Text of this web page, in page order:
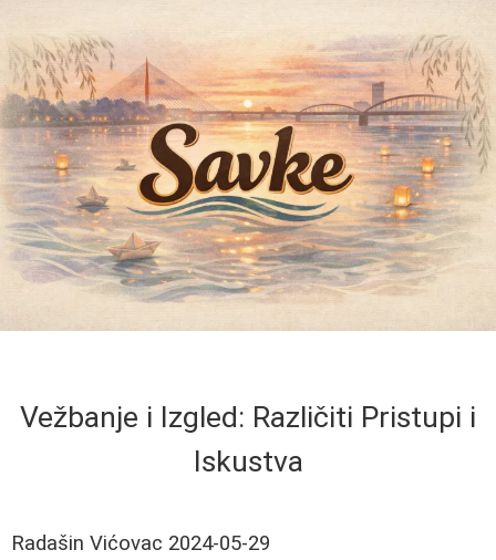
Vežbanje i Izgled: Različiti Pristupi i
Iskustva
Radašin Vićovac 2024-05-29